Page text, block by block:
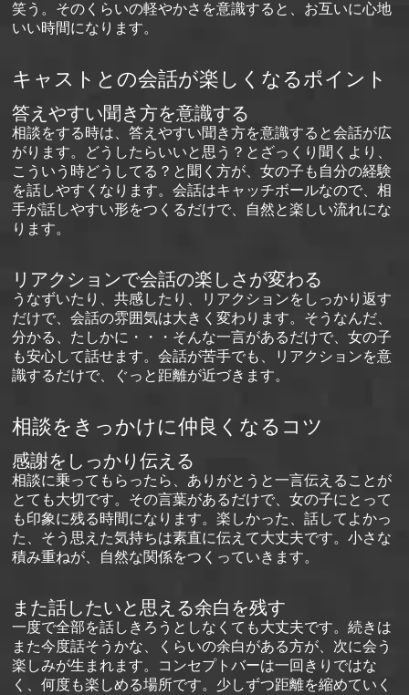
笑う。そのくらいの軽やかさを意識すると、お互いに心地
いい時間になります。
キャストとの会話が楽しくなるポイント
答えやすい聞き方を意識する
相談をする時は、答えやすい聞き方を意識すると会話が広
がります。どうしたらいいと思う？とざっくり聞くより、
こういう時どうしてる？と聞く方が、女の子も自分の経験
を話しやすくなります。会話はキャッチボールなので、相
手が話しやすい形をつくるだけで、自然と楽しい流れにな
ります。
リアクションで会話の楽しさが変わる
うなずいたり、共感したり、リアクションをしっかり返す
だけで、会話の雰囲気は大きく変わります。そうなんだ、
分かる、たしかに・・・そんな一言があるだけで、女の子
も安心して話せます。会話が苦手でも、リアクションを意
識するだけで、ぐっと距離が近づきます。
相談をきっかけに仲良くなるコツ
感謝をしっかり伝える
相談に乗ってもらったら、ありがとうと一言伝えることが
とても大切です。その言葉があるだけで、女の子にとって
も印象に残る時間になります。楽しかった、話してよかっ
た、そう思えた気持ちは素直に伝えて大丈夫です。小さな
積み重ねが、自然な関係をつくっていきます。
また話したいと思える余白を残す
一度で全部を話しきろうとしなくても大丈夫です。続きは
また今度話そうかな、くらいの余白がある方が、次に会う
楽しみが生まれます。コンセプトバーは一回きりではな
く、何度も楽しめる場所です。少しずつ距離を縮めていく